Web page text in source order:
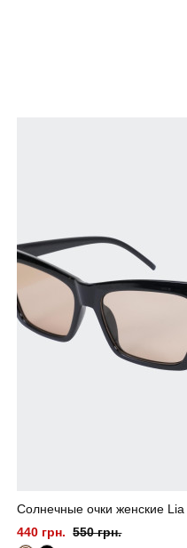
Солнечные очки женские
440 грн. 550 грн.